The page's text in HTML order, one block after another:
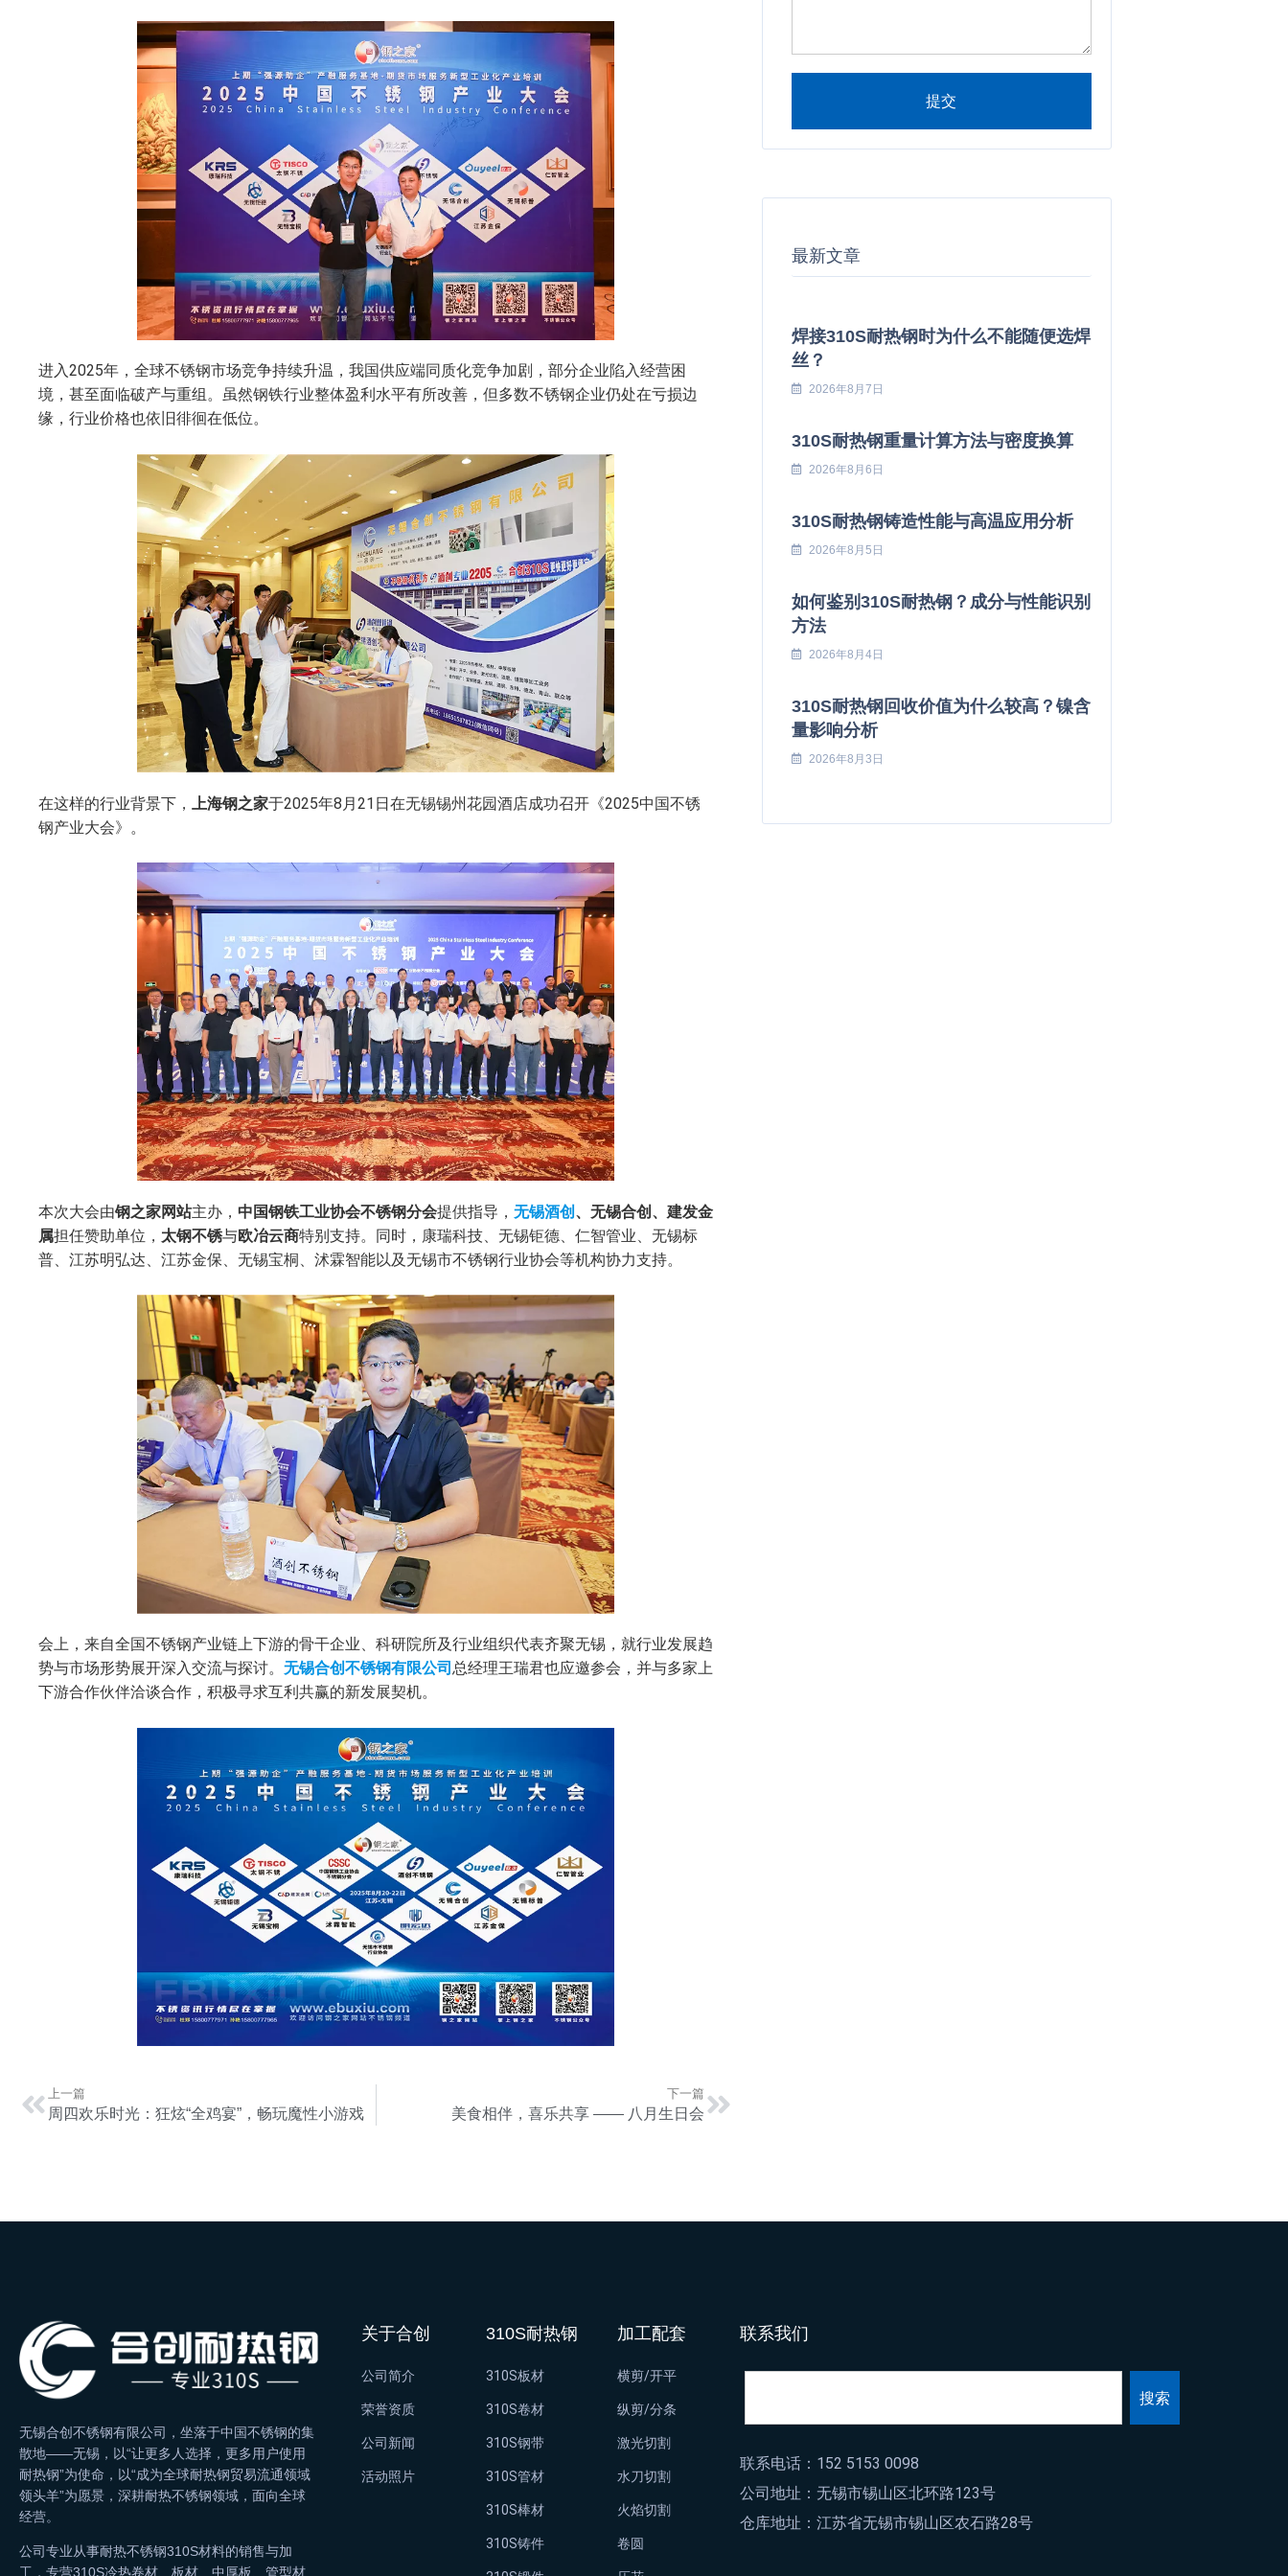
进入2025年，全球不锈钢市场竞争持续升温，我国供应端同质化竞争加剧，部分企业陷入经营困
境，甚至面临破产与重组。虽然钢铁行业整体盈利水平有所改善，但多数不锈钢企业仍处在亏损边
缘，行业价格也依旧徘徊在低位。
在这样的行业背景下， 上海钢之家于2025年8月21日在无锡锡州花园酒店成功召开《2025中国不锈
钢产业大会》。
本次大会由钢之家网站主办， 中国钢铁工业协会不锈钢分会提供指导， 无锡酒创 、无锡合创、建发金
属担任赞助单位， 太钢不锈与欧冶云商特别支持。同时，康瑞科技、无锡钜德、仁智管业、无锡标
普、江苏明弘达、江苏金保、无锡宝桐、沭霖智能以及无锡市不锈钢行业协会等机构协力支持。
会上，来自全国不锈钢产业链上下游的骨干企业、科研院所及行业组织代表齐聚无锡，就行业发展趋
势与市场形势展开深入交流与探讨。 无锡合创不锈钢有限公司 总经理王瑞君也应邀参会，并与多家上
下游合作伙伴洽谈合作，积极寻求互利共赢的新发展契机。
上一篇
周四欢乐时光：狂炫“全鸡宴”，畅玩魔性小游戏
下一篇
美食相伴，喜乐共享 —— 八月生日会
提交
最新文章
焊接310S耐热钢时为什么不能随便选焊
丝？
2026年8月7日
310S耐热钢重量计算方法与密度换算
2026年8月6日
310S耐热钢铸造性能与高温应用分析
2026年8月5日
如何鉴别310S耐热钢？成分与性能识别
方法
2026年8月4日
310S耐热钢回收价值为什么较高？镍含
量影响分析
2026年8月3日
无锡合创不锈钢有限公司，坐落于中国不锈钢的集
散地——无锡，以“让更多人选择，更多用户使用
耐热钢”为使命，以“成为全球耐热钢贸易流通领域
领头羊”为愿景，深耕耐热不锈钢领域，面向全球
经营。
公司专业从事耐热不锈钢310S材料的销售与加
工，专营310S冷热卷材、板材、中厚板、管型材
关于合创
公司简介
荣誉资质
公司新闻
活动照片
310S耐热钢
310S板材
310S卷材
310S钢带
310S管材
310S棒材
310S铸件
加工配套
横剪/开平
纵剪/分条
激光切割
水刀切割
火焰切割
卷圆
联系我们
搜索
联系电话：152 5153 0098
公司地址：无锡市锡山区北环路123号
仓库地址：江苏省无锡市锡山区农石路28号